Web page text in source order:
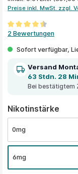
Preise inkl. MwSt. zzgl.
Durchschnittliche
2 Bewertungen
Sofort verfügbar,
Versand
63 Stdn. 28
Bei bestätigtem
Nikotinstärke
0mg
6mg